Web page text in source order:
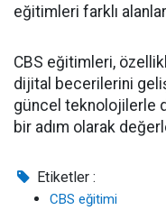
eğitimleri farklı
CBS eğitimleri,
dijital becerilerini
güncel teknolojilerle
bir adım olarak
Etiketler :
CBS eğitimi